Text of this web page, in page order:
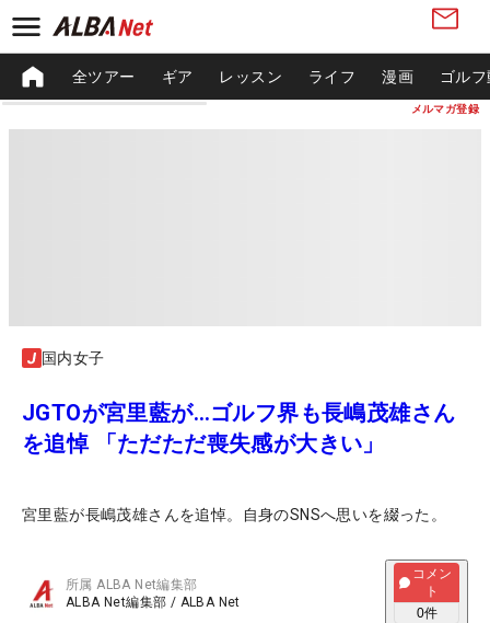
メルマガ登録
全ツアー ギア レッスン ライフ 漫画 ゴル
国内女子
JGTOが宮里藍が…ゴルフ界も長嶋茂雄さん
を追悼 「ただただ喪失感が大きい」
宮里藍が長嶋茂雄さんを追悼。自身のSNSへ思いを綴った。
所属ALBA Net編集部
ALBA Net編集部 / ALBA Net
コメン
ト
0件